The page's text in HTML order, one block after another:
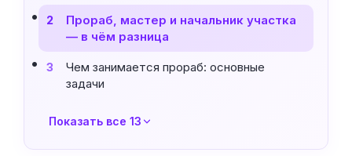
2
Прораб, мастер и начальник участка
— в чём разница
3
Чем занимается прораб: основные
задачи
Показать все 13